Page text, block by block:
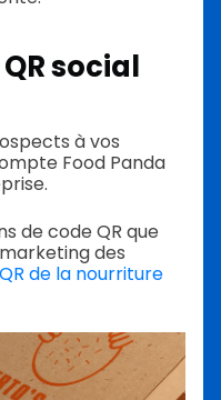
social
à vos
Food Panda
de code QR que
des
de la nourriture